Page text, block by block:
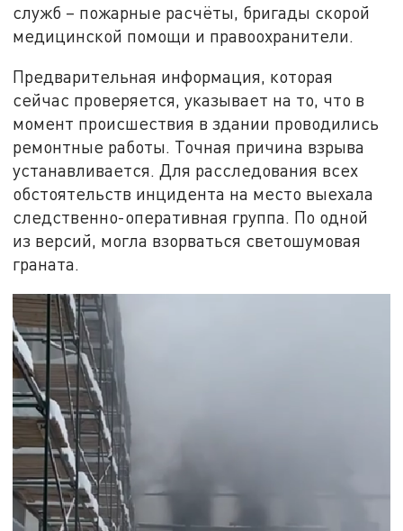
служб – пожарные расчёты, бригады скорой
медицинской помощи и правоохранители.
Предварительная информация, которая
сейчас проверяется, указывает на то, что в
момент происшествия в здании проводились
ремонтные работы. Точная причина взрыва
устанавливается. Для расследования всех
обстоятельств инцидента на место выехала
следственно-оперативная группа. По одной
из версий, могла взорваться светошумовая
граната.